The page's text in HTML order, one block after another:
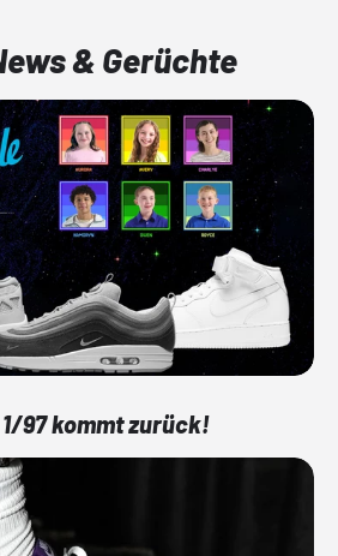
& Gerüchte
97 kommt zurück!